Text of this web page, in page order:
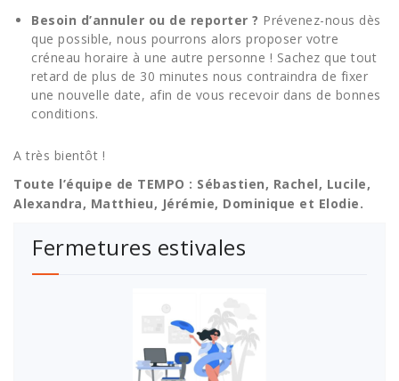
Besoin d’annuler ou de reporter ? Prévenez-nous dès
que possible, nous pourrons alors proposer votre
créneau horaire à une autre personne ! Sachez que tout
retard de plus de 30 minutes nous contraindra de fixer
une nouvelle date, afin de vous recevoir dans de bonnes
conditions.
A très bientôt !
Toute l’équipe de TEMPO : Sébastien, Rachel, Lucile,
Alexandra, Matthieu, Jérémie, Dominique et Elodie.
Fermetures estivales